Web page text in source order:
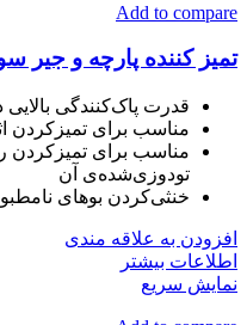
Add to compare
تمیز کننده پارچه و جیر
قدرت پاک‌کنندگی بالایی
مناسب برای تمیزکردن
مناسب برای
تودوزی‌شده‌ی آن
خنثی‌کردن بوهای
افزودن به علاقه مندی
اطلاعات بیشتر
نمایش سریع